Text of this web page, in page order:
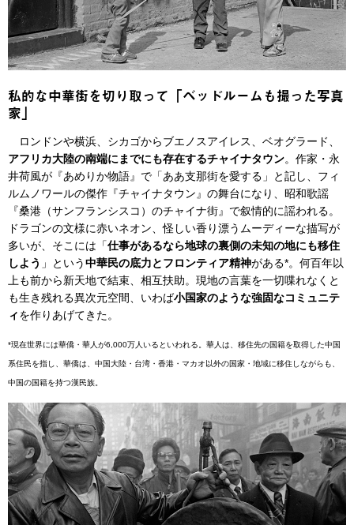
私的な中華街を切り取って「ベッドルームも撮った写真
家」
ロンドンや横浜、シカゴからブエノスアイレス、ベオグラード、
アフリカ大陸の南端にまでにも存在するチャイナタウン。作家・永
井荷風が『あめりか物語』で「ああ支那街を愛する」と記し、フィ
ルムノワールの傑作『チャイナタウン』の舞台になり、昭和歌謡
『桑港（サンフランシスコ）のチャイナ街』で叙情的に謡われる。
ドラゴンの文様に赤いネオン、怪しい香り漂うムーディーな描写が
多いが、そこには「仕事があるなら地球の裏側の未知の地にも移住
しよう 」という中華民の底力とフロンティア精神がある*。何百年以
上も前から新天地で結束、相互扶助。現地の言葉を一切喋れなくと
も生き残れる異次元空間、いわば小国家のような強固なコミュニテ
ィを作りあげてきた。
*現在世界には華僑・華人が6,000万人いるといわれる。華人は、移住先の国籍を取得した中国
系住民を指し、華僑は、中国大陸・台湾・香港・マカオ以外の国家・地域に移住しながらも、
中国の国籍を持つ漢民族。